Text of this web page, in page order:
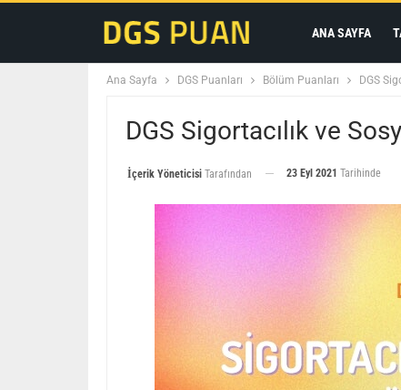
ANA SAYFA
Ana Sayfa DGS Puanları Bölüm Puanları DGS
DGS Sigortacılık ve
İçerik Yöneticisi Tarafından 23 Eyl 2021 Tarihinde